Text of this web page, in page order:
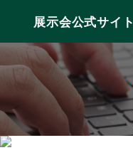
展示会公式サイト